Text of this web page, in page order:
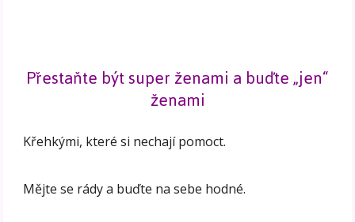
Přestaňte být super ženami a buďte „jen“
ženami
Křehkými, které si nechají pomoct.
Mějte se rády a buďte na sebe hodné.